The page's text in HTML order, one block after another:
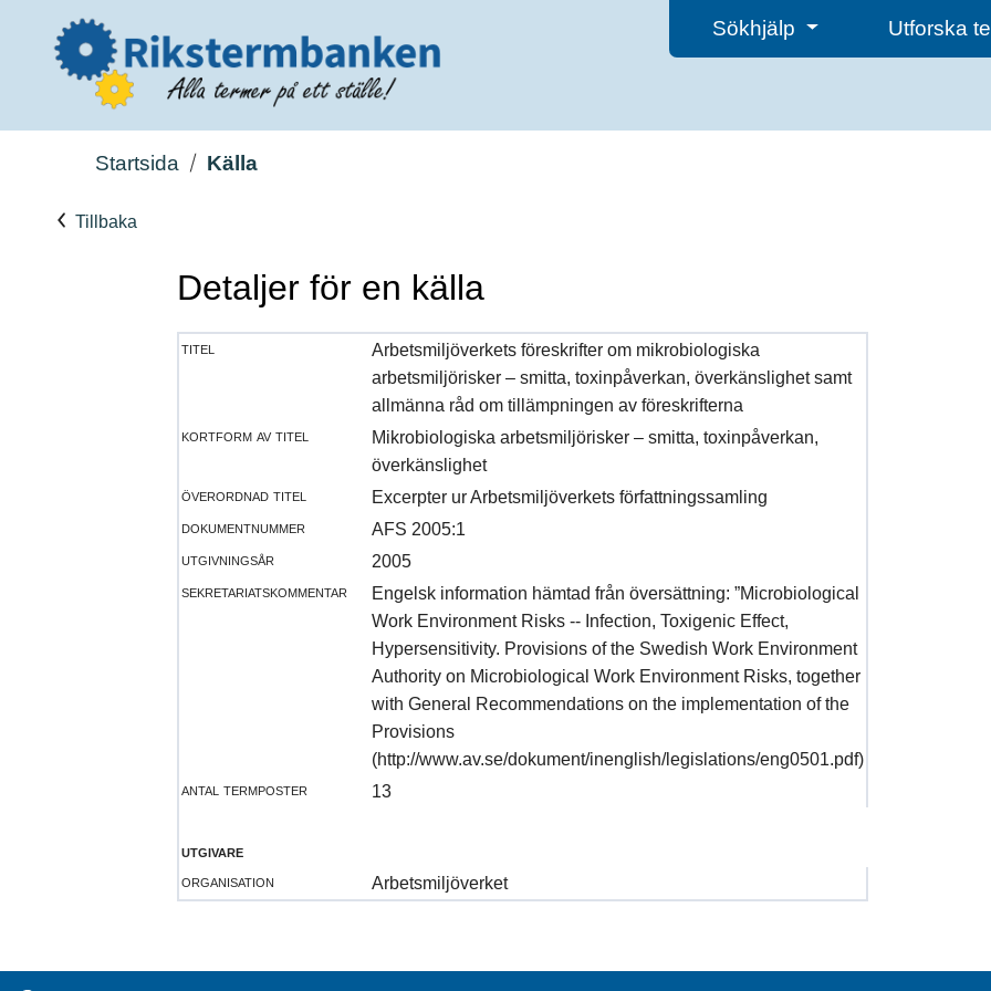
Sökhjälp Utforska
Startsida Källa
Tillbaka
Detaljer för en källa
titel
Arbetsmiljöverkets föreskrifter om mikrobiologiska
arbetsmiljörisker – smitta, toxinpåverkan, överkänslighet samt
allmänna råd om tillämpningen av föreskrifterna
kortform av titel
Mikrobiologiska arbetsmiljörisker – smitta, toxinpåverkan,
överkänslighet
överordnad titel
Excerpter ur Arbetsmiljöverkets författningssamling
dokumentnummer
AFS 2005:1
utgivningsår
2005
sekretariatskommentar
Engelsk information hämtad från översättning: ”Microbiological
Work Environment Risks -- Infection, Toxigenic Effect,
Hypersensitivity. Provisions of the Swedish Work Environment
Authority on Microbiological Work Environment Risks, together
with General Recommendations on the implementation of the
Provisions
(http://www.av.se/dokument/inenglish/legislations/eng0501.pdf)
antal termposter
13
utgivare
organisation
Arbetsmiljöverket